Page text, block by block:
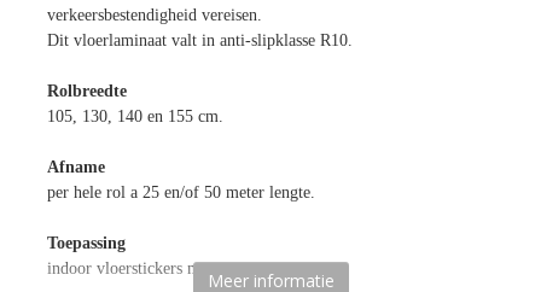
verkeersbestendigheid vereisen.
Dit vloerlaminaat valt in anti-slipklasse R10.
Rolbreedte
105, 130, 140 en 155 cm.
Afname
per hele rol a 25 en/of 50 meter lengte.
Toepassing
indoor vloerstickers met een korte looptijd.
Meer informatie